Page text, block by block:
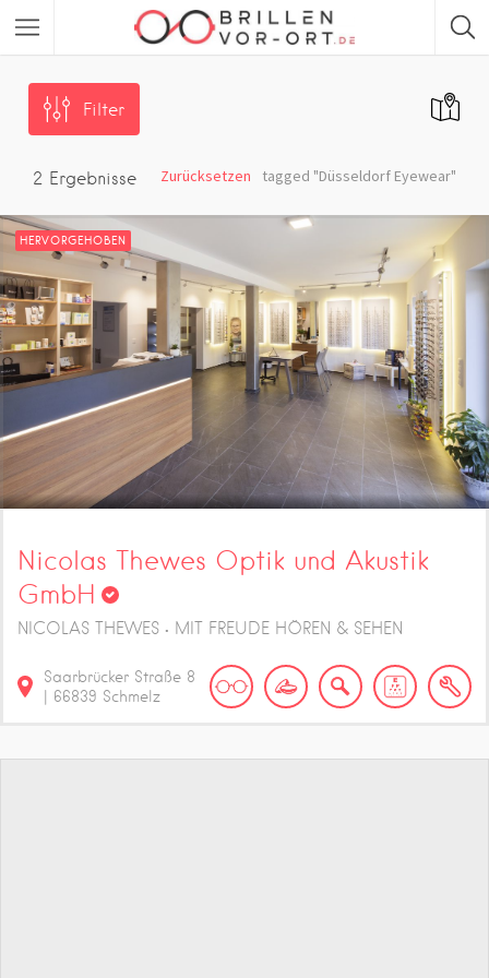
Filter
2 Ergebnisse tagged "Düsseldorf Eyewear"
Zurücksetzen
HERVORGEHOBEN
Nicolas Thewes Optik und Akustik
GmbH
NICOLAS THEWES • MIT FREUDE HÖREN & SEHEN
Saarbrücker Straße 8
66839 Schmelz